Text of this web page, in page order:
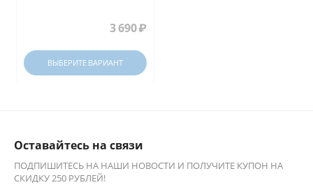
3 690₽
ВЫБЕРИТЕ ВАРИАНТ
Оставайтесь на связи
ПОДПИШИТЕСЬ НА НАШИ НОВОСТИ И ПОЛУЧИТЕ КУПОН НА
СКИДКУ 250 РУБЛЕЙ!